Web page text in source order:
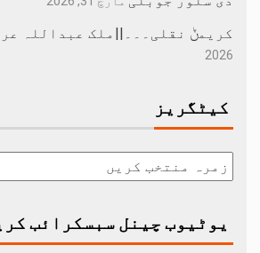
کریمݨ نقلی۔۔۔||ملک عبداللہ
2026
کیٹگریز
یوٹیوب چینل سبسکرائب